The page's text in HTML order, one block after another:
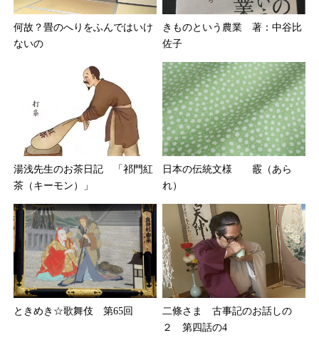
何故？畳のへりをふんではいけ
ないの
きものという農業 著：中谷比
佐子
湯浅先生のお茶日記 「祁門紅
茶（キーモン）」
日本の伝統文様 霰（あら
れ）
ときめき☆歌舞伎 第65回
二條さま 古事記のお話しの
２ 第四話の4